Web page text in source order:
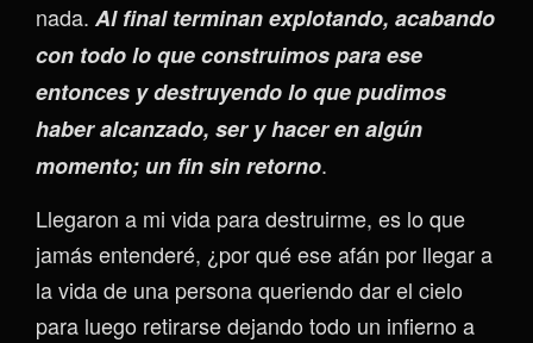
nada. Al final terminan explotando, acabando
con todo lo que construimos para ese
entonces y destruyendo lo que pudimos
haber alcanzado, ser y hacer en algún
momento; un fin sin retorno.
Llegaron a mi vida para destruirme, es lo que
jamás entenderé, ¿por qué ese afán por llegar a
la vida de una persona queriendo dar el cielo
para luego retirarse dejando todo un infierno a